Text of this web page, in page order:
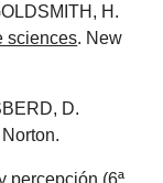
H.
sciences. New
D.
percepción (6ª